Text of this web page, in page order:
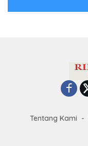
Tentang Kami